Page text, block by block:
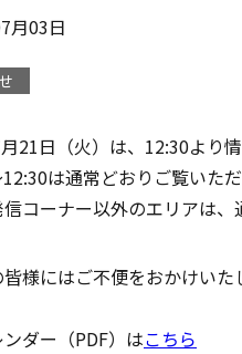
月03日
21日（火）は、12:30より
は通常どおりご覧いただ
コーナー以外のエリアは、
様にはご不便をおかけいた
ダー（PDF）はこちら